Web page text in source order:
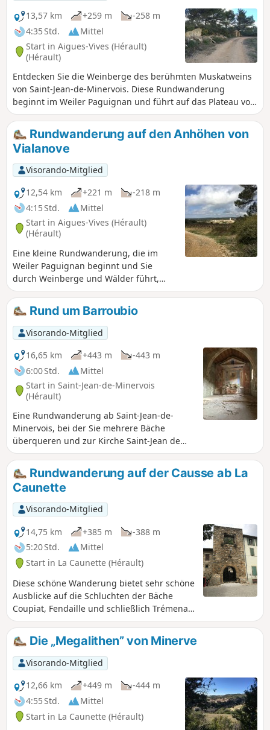
13,57 km
+259 m
-258 m
4:35 Std.
Mittel
Start in Aigues-Vives (Hérault)
(Hérault)
Entdecken Sie die Weinberge des berühmten Muskatweins
von Saint-Jean-de-Minervois. Diese Rundwanderung
beginnt im Weiler Paguignan und führt auf das Plateau von
Saint-Jean, dann hinunter ins Tal der Cesse nach Agel mit
seinem unter Denkmalschutz stehenden Schloss. Die Route
führt weiter in Richtung Cazelles und schließlich zurück
zum Ausgangspunkt.
Rundwanderung auf den Anhöhen von
Vialanove
Visorando-Mitglied
12,54 km
+221 m
-218 m
4:15 Std.
Mittel
Start in Aigues-Vives (Hérault)
(Hérault)
Eine kleine Rundwanderung, die im
Weiler Paguignan beginnt und Sie
durch Weinberge und Wälder führt,
vorbei an den Weilern Cailhol und
Vialanove. Auf dem Rückweg gibt es
eine geschützte Höhle zu sehen, in der
Fledermäuse nisten. Achtung!
Verwenden Sie vorzugsweise die App
Visorando und laden Sie die Karte vor
Ihrer Abreise herunter, da die Gegend
mindestens bis Ende 2022 noch immer
eine Funklücke aufweist...
Rund um Barroubio
Visorando-Mitglied
16,65 km
+443 m
-443 m
6:00 Std.
Mittel
Start in Saint-Jean-de-Minervois
(Hérault)
Eine Rundwanderung ab Saint-Jean-de-
Minervois, bei der Sie mehrere Bäche
überqueren und zur Kirche Saint-Jean de
Dieuvaille oder Kirche du Trou gelangen. Auf
dem Weg geht es abwechselnd über alte
Waldwege und durch Muskateller-
Weinberge. Unterwegs gibt es immer wieder
schöne Ausblicke auf die Felsen von
Barroubio. Je nach Jahreszeit kann man
wilde Iris, Ginster, Stechginster, Thymian
und Steineichen sehen.
Rundwanderung auf der Causse ab La
Caunette
Visorando-Mitglied
14,75 km
+385 m
-388 m
5:20 Std.
Mittel
Start in La Caunette (Hérault)
Diese schöne Wanderung bietet sehr schöne
Ausblicke auf die Schluchten der Bäche
Coupiat, Fendaille und schließlich Trémenal.
Die Route ist vollständig markiert, weist
keine größeren Schwierigkeiten auf und
kann bei Bedarf an verschiedenen Stellen
abgekürzt werden.
Die „Megalithen” von Minerve
Visorando-Mitglied
12,66 km
+449 m
-444 m
4:55 Std.
Mittel
Start in La Caunette (Hérault)